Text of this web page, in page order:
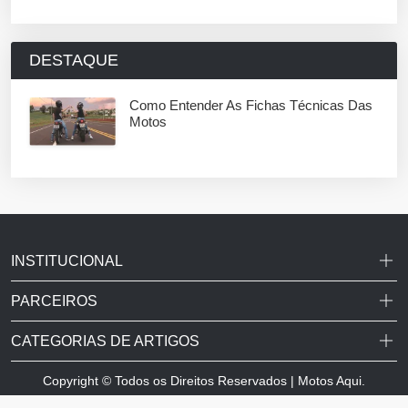
DESTAQUE
Como Entender As Fichas Técnicas Das
Motos
INSTITUCIONAL
PARCEIROS
CATEGORIAS DE ARTIGOS
Copyright © Todos os Direitos Reservados | Motos Aqui.